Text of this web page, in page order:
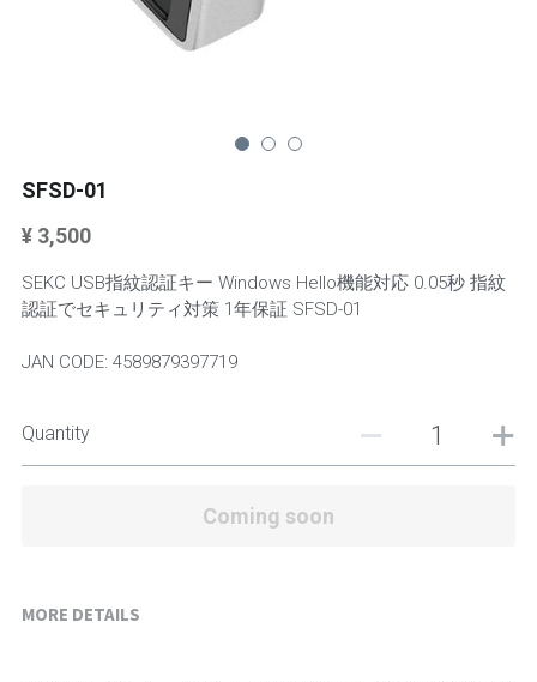
Mini Stands
SFSD-01
¥ 3,500
SEKC USB指紋認証キー Windows Hello機能対応 0.05秒 指紋
認証でセキュリティ対策 1年保証 SFSD-01
JAN CODE: 4589879397719
Quantity
Coming soon
MORE DETAILS